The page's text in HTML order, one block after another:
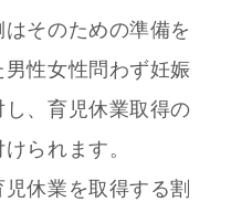
そのための準備を
男性女性問わず妊娠
、育児休業取得の
られます。
休業を取得する割